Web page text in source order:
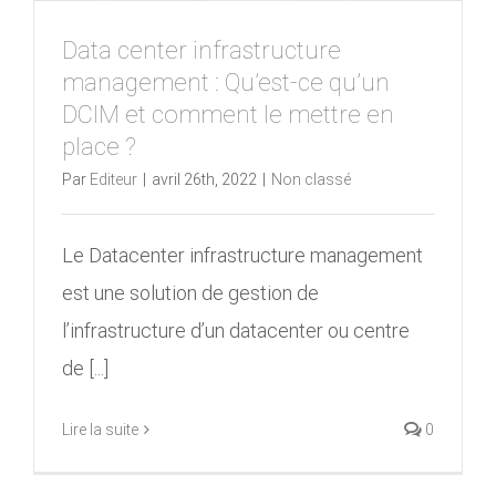
Data center infrastructure
management : Qu’est-ce qu’un
DCIM et comment le mettre en
place ?
Par Editeur avril 26th, 2022 Non classé
Le Datacenter infrastructure management
est une solution de gestion de
l’infrastructure d’un datacenter ou centre
de [...]
Lire la suite 0